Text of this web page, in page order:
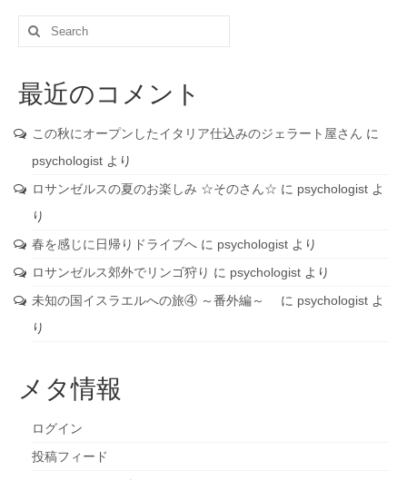
Search
for:
最近のコメント
この秋にオープンしたイタリア仕込みのジェラート屋さん に
psychologist より
ロサンゼルスの夏のお楽しみ ☆そのさん☆ に psychologist よ
り
春を感じに日帰りドライブへ に psychologist より
ロサンゼルス郊外でリンゴ狩り に psychologist より
未知の国イスラエルへの旅④ ～番外編～
に psychologist よ
り
メタ情報
ログイン
投稿フィード